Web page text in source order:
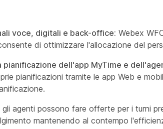
voce, digitali e back-office: Webex
di ottimizzare l'allocazione del
pianificazione dell'app MyTime e
pianificazioni tramite le app Web e
gli agenti possono fare offerte per i turni
mantenendo al contempo